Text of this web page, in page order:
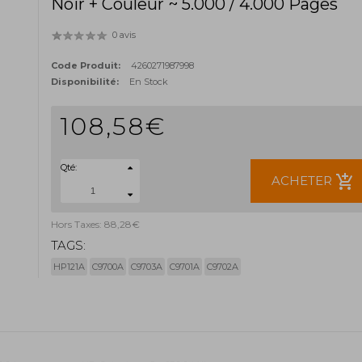
Noir + Couleur ~ 5.000 / 4.000 Pages
0 avis
Code Produit:
4260271987998
Disponibilité:
En Stock
108,58€
Qté:
ACHETER add_shopping_cart
Hors Taxes: 88,28€
TAGS:
HP121A C9700A C9703A C9701A C9702A